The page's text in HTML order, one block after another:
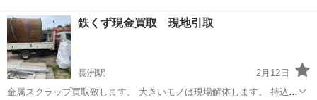
鉄くず現金買取 現地引取
長洲駅
2月12日
金属スクラップ買取致します。 大きいモノは現場解体します。 持込は